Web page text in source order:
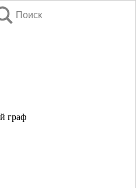
Поиск
граф